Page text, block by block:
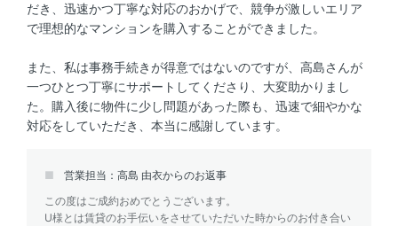
だき、迅速かつ丁寧な対応のおかげで、競争が激しいエリア
で理想的なマンションを購入することができました。
また、私は事務手続きが得意ではないのですが、高島さんが
一つひとつ丁寧にサポートしてくださり、大変助かりまし
た。購入後に物件に少し問題があった際も、迅速で細やかな
対応をしていただき、本当に感謝しています。
営業担当：高島 由衣からのお返事
この度はご成約おめでとうございます。
U様とは賃貸のお手伝いをさせていただいた時からのお付き合い